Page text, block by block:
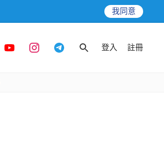
我同意
登入 註冊